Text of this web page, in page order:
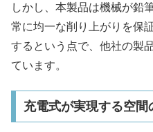
しかし、本製品は機械が鉛
常に均一な削り上がりを保
するという点で、他社の製
ています。
充電式が実現する空間